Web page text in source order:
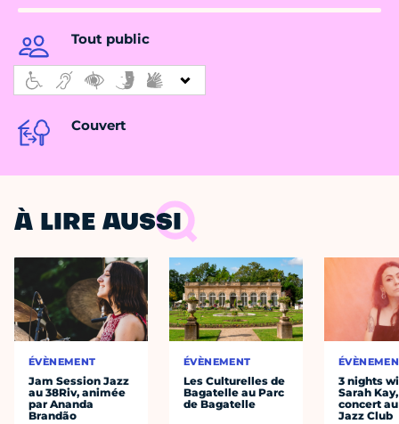
Tout public
Couvert
À LIRE AUSSI
ÉVÈNEMENT
Jam Session Jazz
au 38Riv, animée
par Ananda
Brandão
ÉVÈNEMENT
Les Culturelles de
Bagatelle au Parc
de Bagatelle
3 nights
Sarah
concert
Jazz Club